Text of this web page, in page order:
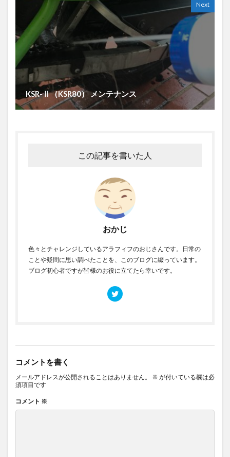
Next
KSR-Ⅱ（KSR80） メンテナンス
この記事を書いた人
おかじ
色々とチャレンジしているアラフィフのおじさんです。日常の
ことや疑問に思い調べたことを、このブログに綴っています。
ブログ初心者ですが皆様のお役に立てたら幸いです。
コメントを書く
メールアドレスが公開されることはありません。 ※ が付いている欄は必
須項目です
コメント ※